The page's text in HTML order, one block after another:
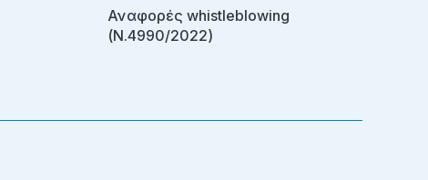
Αναφορές whistleblowing
(Ν.4990/2022)